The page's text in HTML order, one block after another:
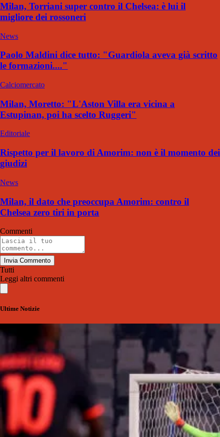
Milan, Torriani super contro il Chelsea: è lui il
migliore dei rossoneri
News
Paolo Maldini dice tutto: "Guardiola aveva già scritto
le formazioni...."
Calciomercato
Milan, Moretto: "L'Aston Villa era vicina a
Estupinan, poi ha scelto Ruggeri"
Editoriale
Rispetto per il lavoro di Amorim: non è il momento dei
giudizi
News
Milan, il dato che preoccupa Amorim: contro il
Chelsea zero tiri in porta
Commenti
Invia Commento
Tutti
Leggi altri commenti
Ultime Notizie